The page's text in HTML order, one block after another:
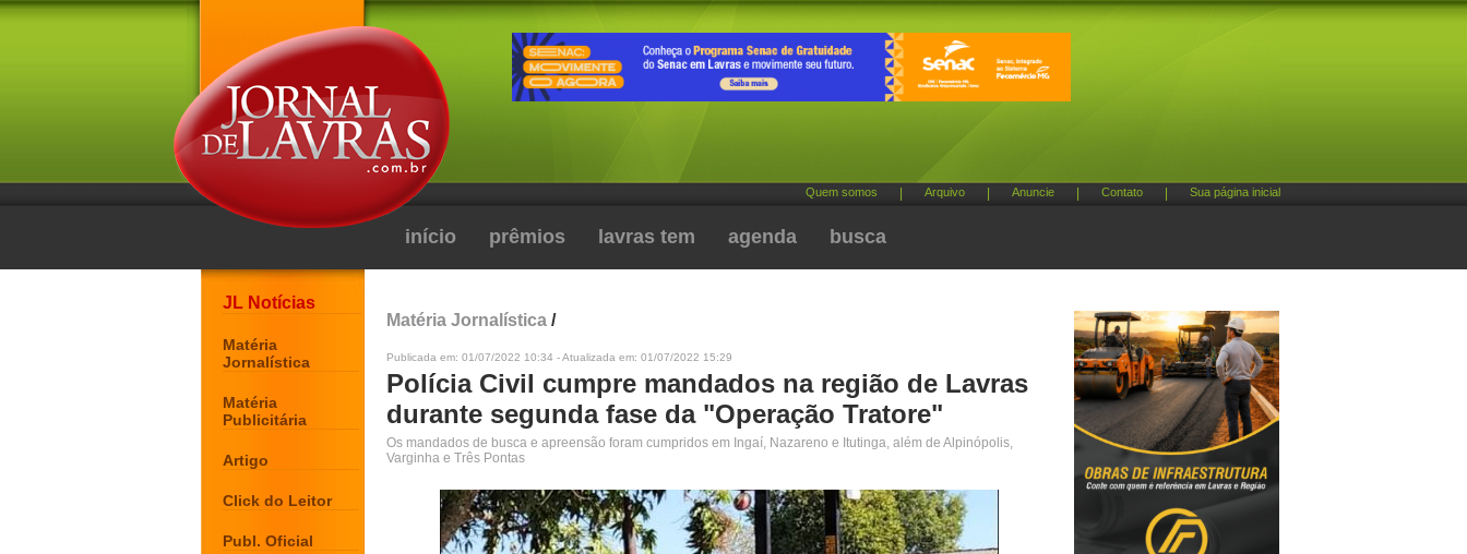
Quem somos Arquivo Anuncie Contato Sua página inicial
início prêmios lavras tem agenda busca
JL Notícias
Matéria
Jornalística
Matéria
Publicitária
Artigo
Click do Leitor
Publ. Oficial
Matéria Jornalística /
Publicada em: 01/07/2022 10:34 - Atualizada em: 01/07/2022 15:29
Polícia Civil cumpre mandados na região de Lavras
durante segunda fase da "Operação Tratore"
Os mandados de busca e apreensão foram cumpridos em Ingaí, Nazareno e Itutinga, além de Alpinópolis,
Varginha e Três Pontas